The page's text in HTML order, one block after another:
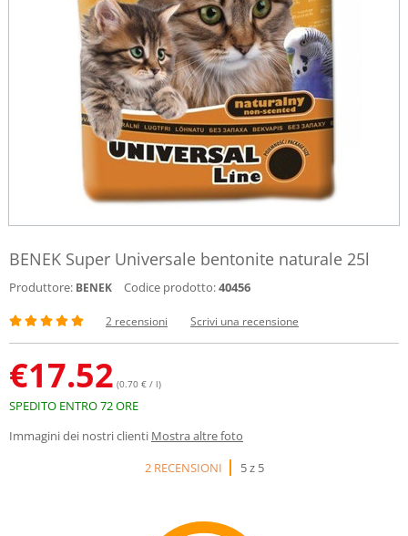
BENEK Super Universale bentonite naturale 25l
Produttore: BENEK Codice prodotto:40456
2 recensioni Scrivi una recensione
€17.52 (0.70 € / l)
SPEDITO ENTRO 72 ORE
Immagini dei nostri clienti Mostra altre foto
2 RECENSIONI
5 z 5